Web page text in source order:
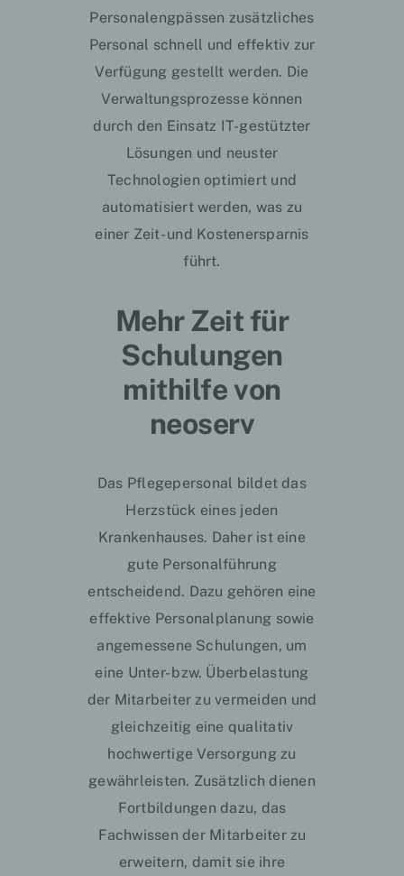
Personalengpässen zusätzliches
Personal schnell und effektiv zur
Verfügung gestellt werden. Die
Verwaltungsprozesse können
durch den Einsatz IT-gestützter
Lösungen und neuster
Technologien optimiert und
automatisiert werden, was zu
einer Zeit- und Kostenersparnis
führt.
Mehr Zeit für
Schulungen
mithilfe von
neoserv
Das Pflegepersonal bildet das
Herzstück eines jeden
Krankenhauses. Daher ist eine
gute Personalführung
entscheidend. Dazu gehören eine
effektive Personalplanung sowie
angemessene Schulungen, um
eine Unter- bzw. Überbelastung
der Mitarbeiter zu vermeiden und
gleichzeitig eine qualitativ
hochwertige Versorgung zu
gewährleisten. Zusätzlich dienen
Fortbildungen dazu, das
Fachwissen der Mitarbeiter zu
erweitern, damit sie ihre